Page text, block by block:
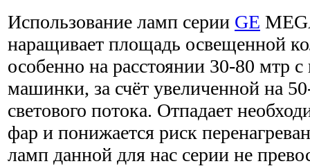
Использование ламп серии GE
наращивает площадь освещенной
особенно на расстоянии 30-80 мтр
машинки, за счёт увеличенной на
светового потока. Отпадает
фар и понижается риск
ламп данной для нас серии не